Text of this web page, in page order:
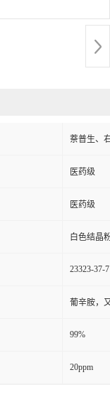
萘普生、
医药级
医药级
白色结晶
23323-37-7
葡辛胺，
99%
20ppm